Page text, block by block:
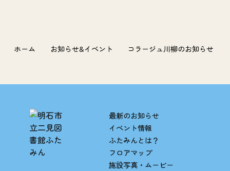
ホーム お知らせ&イベント コラージュ川柳のお知らせ
最新のお知らせ
イベント情報
ふたみんとは？
フロアマップ
施設写真・ムービー